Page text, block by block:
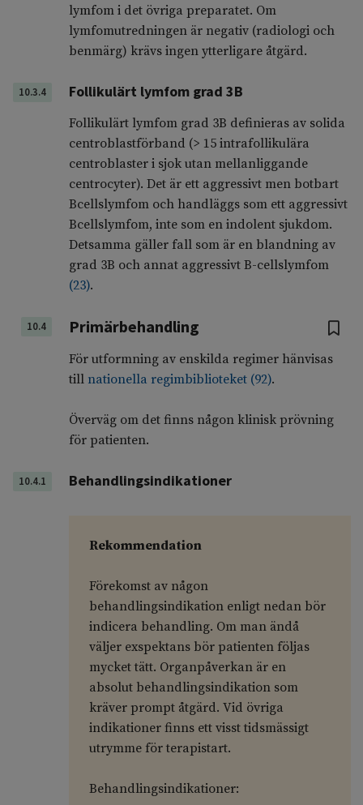
lymfom i det övriga preparatet. Om
lymfomutredningen är negativ (radiologi och
benmärg) krävs ingen ytterligare åtgärd.
10.3.4 Follikulärt lymfom grad 3B
Follikulärt lymfom grad 3B definieras av solida
centroblastförband (> 15 intrafollikulära
centroblaster i sjok utan mellanliggande
centrocyter). Det är ett aggressivt men botbart
Bcellslymfom och handläggs som ett aggressivt
Bcellslymfom, inte som en indolent sjukdom.
Detsamma gäller fall som är en blandning av
grad 3B och annat aggressivt B-cellslymfom
(23).
10.4 Primärbehandling
För utformning av enskilda regimer hänvisas
till nationella regimbiblioteket (92).
Överväg om det finns någon klinisk prövning
för patienten.
10.4.1 Behandlingsindikationer
Rekommendation
Förekomst av någon
behandlingsindikation enligt nedan bör
indicera behandling. Om man ändå
väljer exspektans bör patienten följas
mycket tätt. Organpåverkan är en
absolut behandlingsindikation som
kräver prompt åtgärd. Vid övriga
indikationer finns ett visst tidsmässigt
utrymme för terapistart.
Behandlingsindikationer: